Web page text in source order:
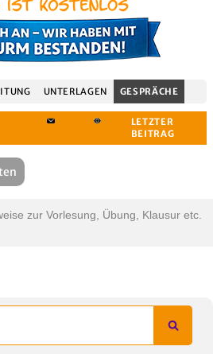
UNTERLAGEN GESPRÄCHE
zur Vorlesung, Übung, Klausur etc.